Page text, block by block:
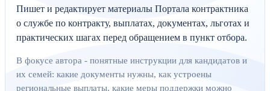
Пишет и редактирует материалы Портала контрактника
о службе по контракту, выплатах, документах, льготах и
практических шагах перед обращением в пункт отбора.
В фокусе автора - понятные инструкции для кандидатов и
их семей: какие документы нужны, как устроены
региональные выплаты, какие меры поддержки можно